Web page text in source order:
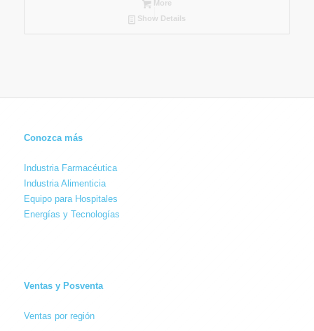
More
Show Details
Conozca más
Industria Farmacéutica
Industria Alimenticia
Equipo para Hospitales
Energías y Tecnologías
Ventas y Posventa
Ventas por región